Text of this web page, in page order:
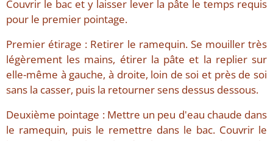
Couvrir le bac et y laisser lever la pâte le temps requis
pour le premier pointage.
Premier étirage : Retirer le ramequin. Se mouiller très
légèrement les mains, étirer la pâte et la replier sur
elle-même à gauche, à droite, loin de soi et près de soi
sans la casser, puis la retourner sens dessus dessous.
Deuxième pointage : Mettre un peu d'eau chaude dans
le ramequin, puis le remettre dans le bac. Couvrir le